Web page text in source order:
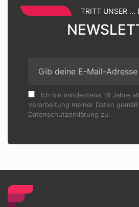
TRITT UNSER ...
Ich bin mindestens 16 Jahre
Verarbeitung meiner Daten
Datenschutzerklärung zu.